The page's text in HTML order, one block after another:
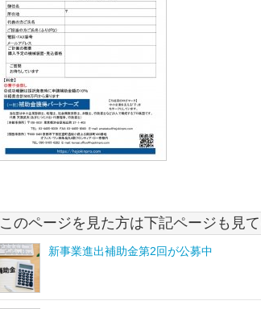
このページを見た方は下記ページも見
新事業進出補助金第2回が公募中